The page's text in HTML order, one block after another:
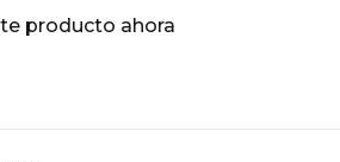
producto ahora